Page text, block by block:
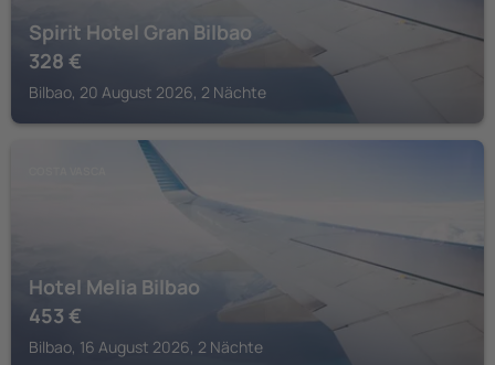
Spirit Hotel Gran Bilbao
328 €
Bilbao, 20 August 2026, 2 Nächte
Hotel Melia Bilbao
453 €
Bilbao, 16 August 2026, 2 Nächte